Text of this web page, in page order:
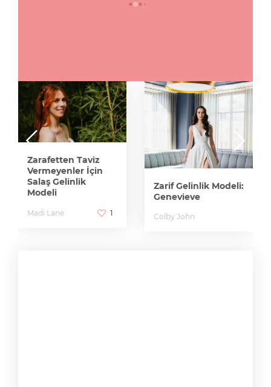
Zarafetten Taviz
Vermeyenler İçin
Salaş Gelinlik
Modeli
Madi Lane 1
Zarif Gelinlik Modeli:
Genevieve
Colby John